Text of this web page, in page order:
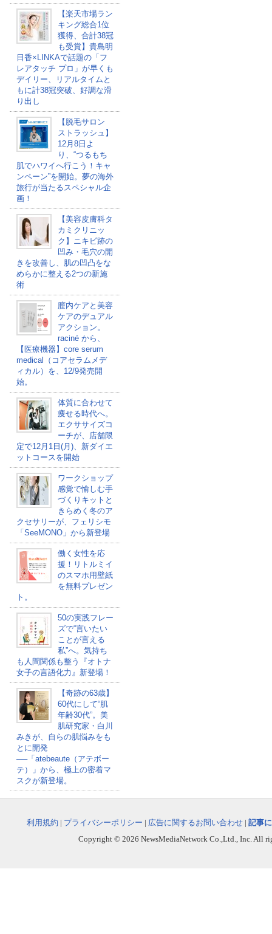
【楽天市場ラン
キング総合1位
獲得、合計38冠
も受賞】貴島明
日香×LINKAで話題の「フ
レアタッチ プロ」が早くも
デイリー、リアルタイムと
もに計38冠突破、好調な滑
り出し
【脱毛サロン
ストラッシュ】
12月8日よ
り、“つるもち
肌でハワイへ行こう！キャ
ンペーン”を開始。夢の海外
旅行が当たるスペシャル企
画！
【美容皮膚科タ
カミクリニッ
ク】ニキビ跡の
凹み・毛穴の開
きを改善し、肌の凹凸をな
めらかに整える2つの新施
術
膣内ケアと美容
ケアのデュアル
アクション。
raciné から、
【医療機器】core serum
medical（コアセラムメデ
ィカル）を、12/9発売開
始。
体質に合わせて
痩せる時代へ。
エクササイズコ
ーチが、店舗限
定で12月1日(月)、新ダイエ
ットコースを開始
ワークショップ
感覚で愉しむ手
づくりキットと
きらめく冬のア
クセサリーが、フェリシモ
「SeeMONO」から新登場
働く女性を応
援！リトルミイ
のスマホ用壁紙
を無料プレゼン
ト。
50の実践フレー
ズで“言いたい
ことが言える
私”へ。気持ち
も人間関係も整う『オトナ
女子の言語化力』新登場！
【奇跡の63歳】
60代にして“肌
年齢30代”。美
肌研究家・白川
みきが、自らの肌悩みをも
とに開発
──「atebeaute（アテボー
テ）」から、極上の密着マ
スクが新登場。
利用規約 | プライバシーポリシー | 広告に関するお問い合わせ | 記事
Copyright © 2026 NewsMediaNetwork Co.,Ltd., Inc. All